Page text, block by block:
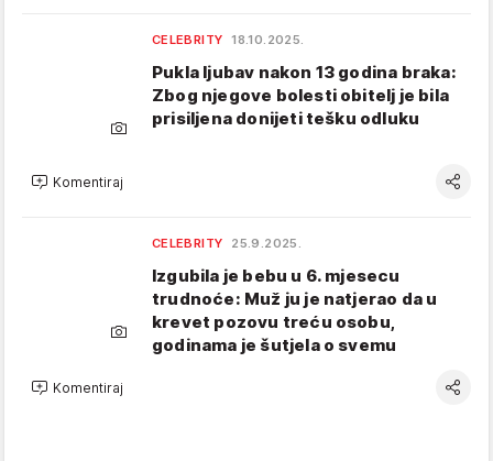
CELEBRITY 18.10.2025.
Pukla ljubav nakon 13 godina braka:
Zbog njegove bolesti obitelj je bila
prisiljena donijeti tešku odluku
Komentiraj
CELEBRITY 25.9.2025.
Izgubila je bebu u 6. mjesecu
trudnoće: Muž ju je natjerao da u
krevet pozovu treću osobu,
godinama je šutjela o svemu
Komentiraj